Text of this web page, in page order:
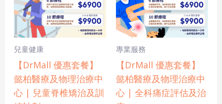
兒童健康
【DrMall 優惠套餐】
懿柏醫療及物理治療中
心 | 兒童脊椎矯治及訓
variants.
The
options
chosen
on
專業服務
【DrMall 優惠套餐】
懿柏醫療及物理治療中
心 | 全科痛症評估及治
The
on